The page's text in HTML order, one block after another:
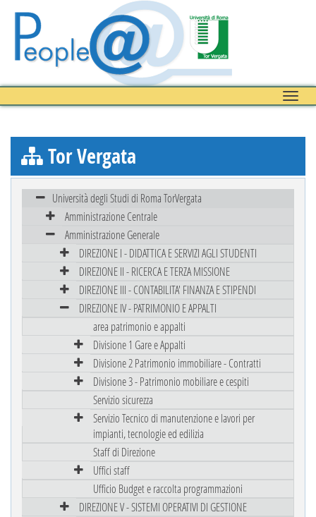
Toggle
Tor Vergata
Università degli Studi di Roma TorVergata
Amministrazione Centrale
Amministrazione Generale
DIREZIONE I - DIDATTICA E SERVIZI AGLI STUDENTI
DIREZIONE II - RICERCA E TERZA MISSIONE
DIREZIONE III - CONTABILITA' FINANZA E STIPENDI
DIREZIONE IV - PATRIMONIO E APPALTI
area patrimonio e appalti
Divisione 1 Gare e Appalti
Divisione 2 Patrimonio immobiliare - Contratti
Divisione 3 - Patrimonio mobiliare e cespiti
Servizio sicurezza
Servizio Tecnico di manutenzione e lavori per
impianti, tecnologie ed edilizia
Staff di Direzione
Uffici staff
Ufficio Budget e raccolta programmazioni
DIREZIONE V - SISTEMI OPERATIVI DI GESTIONE